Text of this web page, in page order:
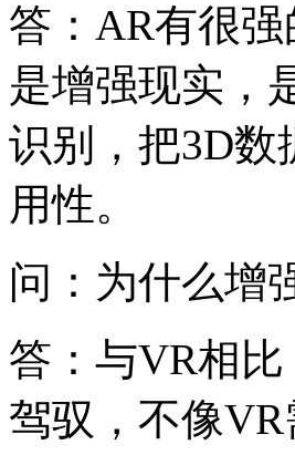
答：AR有很
是增强现实，
识别，把3D数
用性。
问：为什么增
答：与VR相
驾驭，不像